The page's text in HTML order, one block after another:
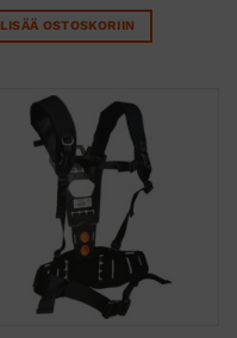
LISÄÄ OSTOSKORIIN